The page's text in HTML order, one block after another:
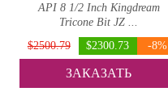
API 8 1/2 Inch Kingdream
Tricone Bit JZ ...
$2500.79
$2300.73 -8%
ЗАКАЗАТЬ